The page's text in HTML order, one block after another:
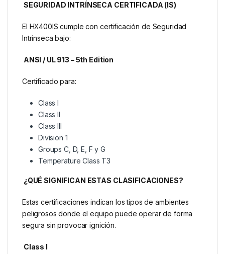
SEGURIDAD INTRÍNSECA CERTIFICADA (IS)
El HX400IS cumple con certificación de Seguridad
Intrínseca bajo:
ANSI / UL 913 – 5th Edition
Certificado para:
Class I
Class II
Class III
Division 1
Groups C, D, E, F y G
Temperature Class T3
¿QUÉ SIGNIFICAN ESTAS CLASIFICACIONES?
Estas certificaciones indican los tipos de ambientes
peligrosos donde el equipo puede operar de forma
segura sin provocar ignición.
Class I